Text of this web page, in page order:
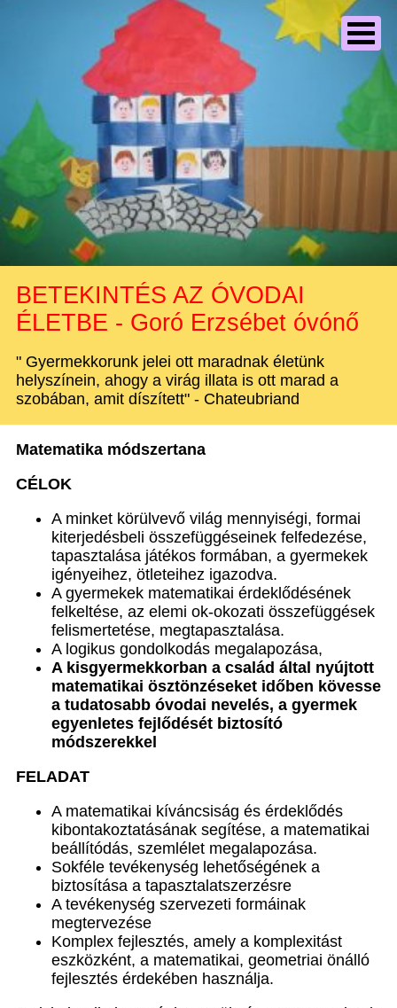
BETEKINTÉS AZ ÓVODAI
ÉLETBE - Goró Erzsébet óvónő
" Gyermekkorunk jelei ott maradnak életünk
helyszínein, ahogy a virág illata is ott marad a
szobában, amit díszített" - Chateubriand
Matematika módszertana
CÉLOK
A minket körülvevő világ mennyiségi, formai
kiterjedésbeli összefüggéseinek felfedezése,
tapasztalása játékos formában, a gyermekek
igényeihez, ötleteihez igazodva.
A gyermekek matematikai érdeklődésének
felkeltése, az elemi ok-okozati összefüggések
felismertetése, megtapasztalása.
A logikus gondolkodás megalapozása,
A kisgyermekkorban a család által nyújtott
matematikai ösztönzéseket időben kövesse
a tudatosabb óvodai nevelés, a gyermek
egyenletes fejlődését biztosító
módszerekkel
FELADAT
A matematikai kíváncsiság és érdeklődés
kibontakoztatásának segítése, a matematikai
beállítódás, szemlélet megalapozása.
Sokféle tevékenység lehetőségének a
biztosítása a tapasztalatszerzésre
A tevékenység szervezeti formáinak
megtervezése
Komplex fejlesztés, amely a komplexitást
eszközként, a matematikai, geometriai önálló
fejlesztés érdekében használja.